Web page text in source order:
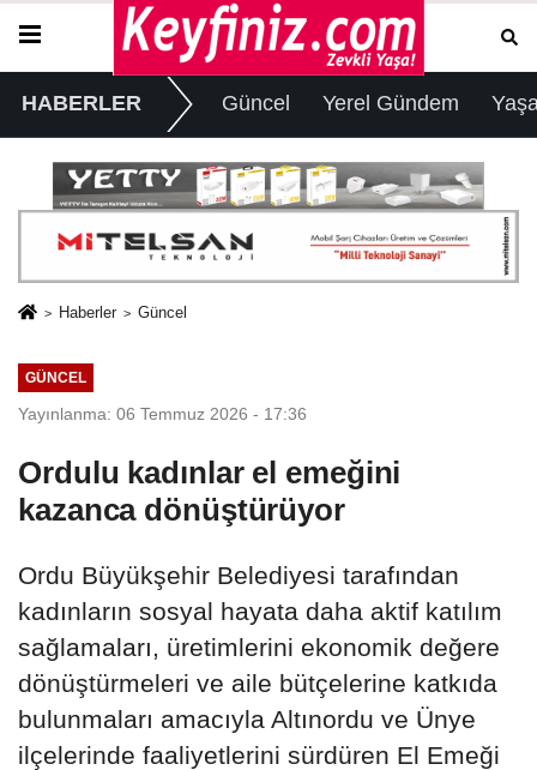
HABERLER Güncel Yerel Gündem
Haberler Güncel
GÜNCEL
Yayınlanma: 06 Temmuz 2026 - 17:36
Ordulu kadınlar el emeğini
kazanca dönüştürüyor
Ordu Büyükşehir Belediyesi tarafından
kadınların sosyal hayata daha aktif katılım
sağlamaları, üretimlerini ekonomik değere
dönüştürmeleri ve aile bütçelerine katkıda
bulunmaları amacıyla Altınordu ve Ünye
ilçelerinde faaliyetlerini sürdüren El Emeği